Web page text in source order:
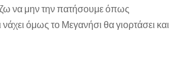
να μην την πατήσουμε όπως
όμως το Μεγανήσι θα γιορτάσει και